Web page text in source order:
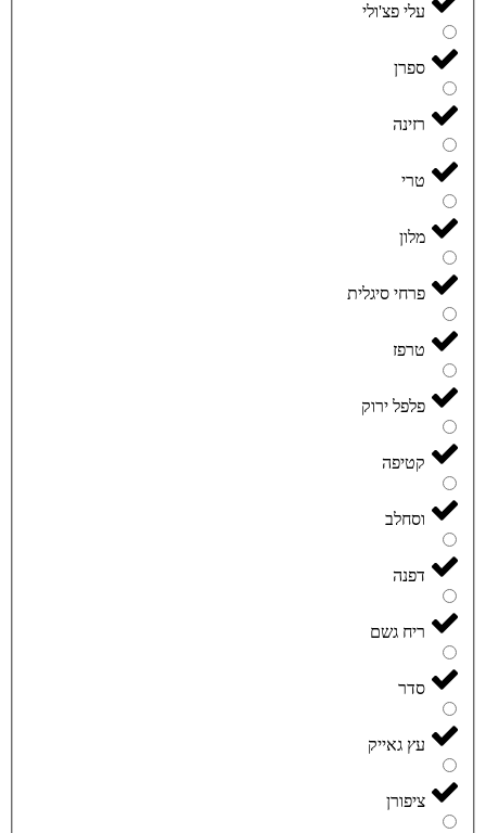
עלי פצ'ולי
ספרן
רזינה
טרי
מלון
פרחי סיגלית
טרפז
פלפל ירוק
קטיפה
וסחלב
דפנה
ריח גשם
סדר
עץ גאייק
ציפורן